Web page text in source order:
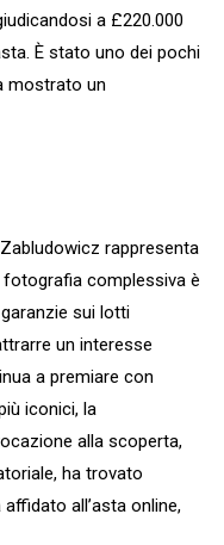
a £220.000
È stato uno dei pochi
mostrato un
rappresenta
complessiva è
sui lotti
un interesse
a premiare con
iconici, la
alla scoperta,
ha trovato
all’asta online,